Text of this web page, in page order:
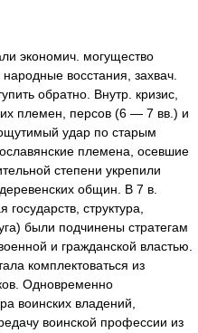
экономич. могущество
восстания, захвач.
обратно. Внутр. кризис,
племен, персов (6 — 7 вв.) и
удар по старым
племена, осевшие
степени укрепили
общин. В 7 в.
структура,
были подчинены стратегам
и гражданской властью.
комплектоваться из
Одновременно
воинских владений,
воинской профессии из